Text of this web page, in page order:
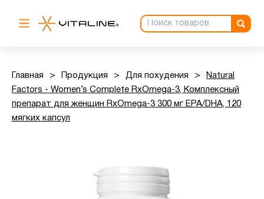
Главная > Продукция > Для похудения >
Natural
Factors - Women’s Complete RxOmega-3, Комплексный
препарат для женщин RxOmega-3 300 мг EPA/DHA, 120
мягких капсул